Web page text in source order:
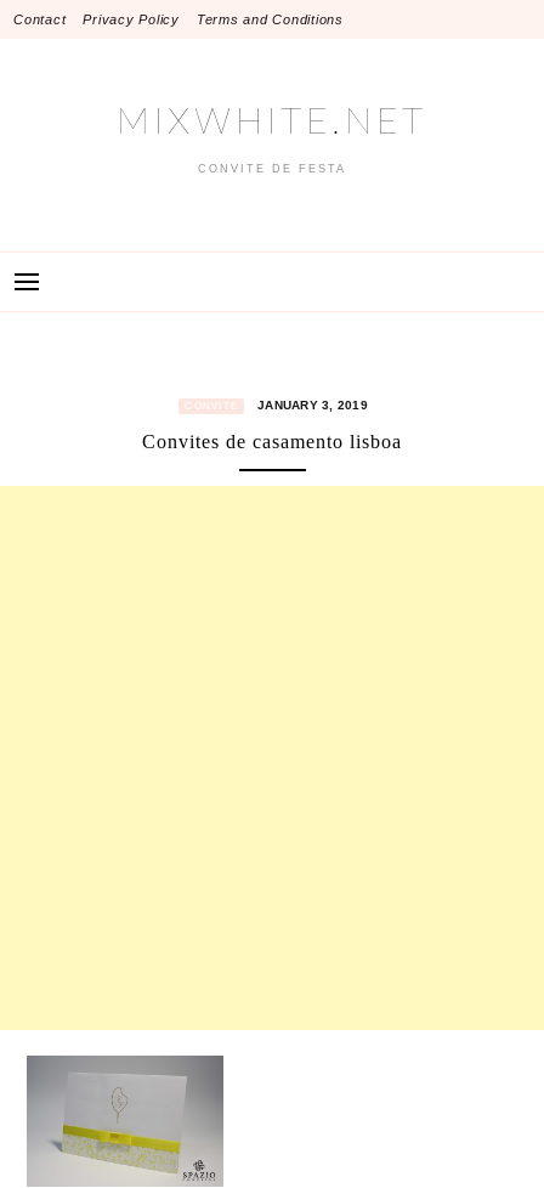
SkipContact Privacy Policy Terms and Conditions
MIXWHITE.NET
CONVITE DE FESTA
CONVITE JANUARY 3, 2019
Convites de casamento lisboa